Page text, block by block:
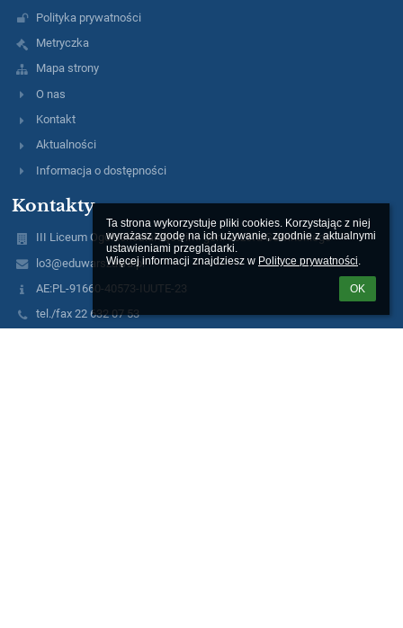
Ta strona wykorzystuje pliki cookies. Korzystając z niej
wyrażasz zgodę na ich używanie, zgodnie z aktualnymi
ustawieniami przeglądarki.
Więcej informacji znajdziesz w Polityce prywatności.
OK
Polityka prywatności
Metryczka
Mapa strony
O nas
Kontakt
Aktualności
Informacja o dostępności
Kontakty
III Liceum Ogólnokształcące im. gen. Józefa Sowińskiego
lo3@eduwarszawa.pl
AE:PL-91660-40573-IUUTE-23
tel./fax 22 632 07 53